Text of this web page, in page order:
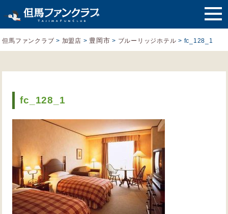
但馬ファンクラブ > 加盟店 > 豊岡市 > ブルーリッジホテル > fc_128_1
fc_128_1